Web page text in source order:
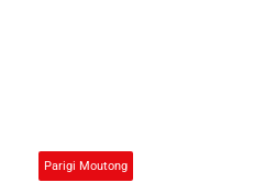
Parigi Moutong